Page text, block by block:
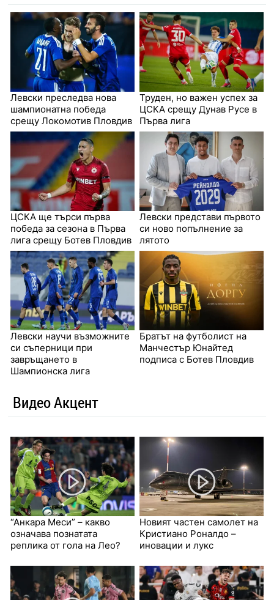
Левски преследва нова
шампионатна победа
срещу Локомотив Пловдив
Труден, но важен успех за
ЦСКА срещу Дунав Русе в
Първа лига
ЦСКА ще търси първа
победа за сезона в Първа
лига срещу Ботев Пловдив
Левски представи първото
си ново попълнение за
лятото
Левски научи възможните
си съперници при
завръщането в
Шампионска лига
Братът на футболист на
Манчестър Юнайтед
подписа с Ботев Пловдив
Видео Акцент
“Анкара Меси” – какво
означава познатата
реплика от гола на Лео?
Новият частен самолет на
Кристиано Роналдо –
иновации и лукс